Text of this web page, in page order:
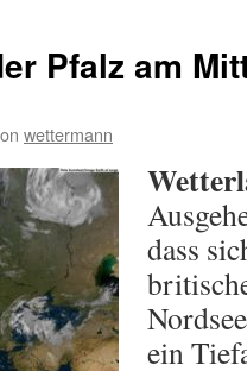
Pfalz am
wettermann
dass
ein